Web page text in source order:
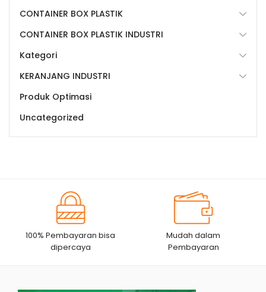
CONTAINER BOX PLASTIK
CONTAINER BOX PLASTIK INDUSTRI
Kategori
KERANJANG INDUSTRI
Produk Optimasi
Uncategorized
100% Pembayaran bisa
dipercaya
Mudah dalam
Pembayaran